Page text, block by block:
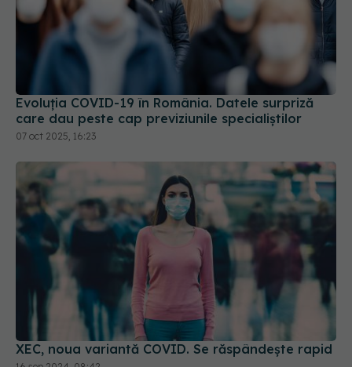
Evoluția COVID-19 în România. Datele surpriză
care dau peste cap previziunile specialiștilor
07 oct 2025, 16:23
XEC, noua variantă COVID. Se răspândește rapid